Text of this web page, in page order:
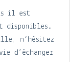
il est
disponibles.
n’hésitez
d’échanger